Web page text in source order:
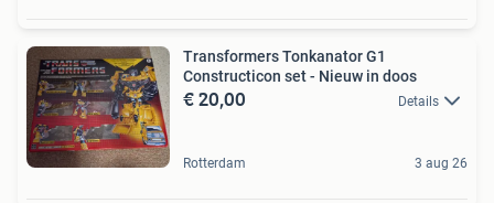
Transformers Tonkanator G1
Constructicon set - Nieuw in doos
€ 20,00 Details
Rotterdam 3 aug 26